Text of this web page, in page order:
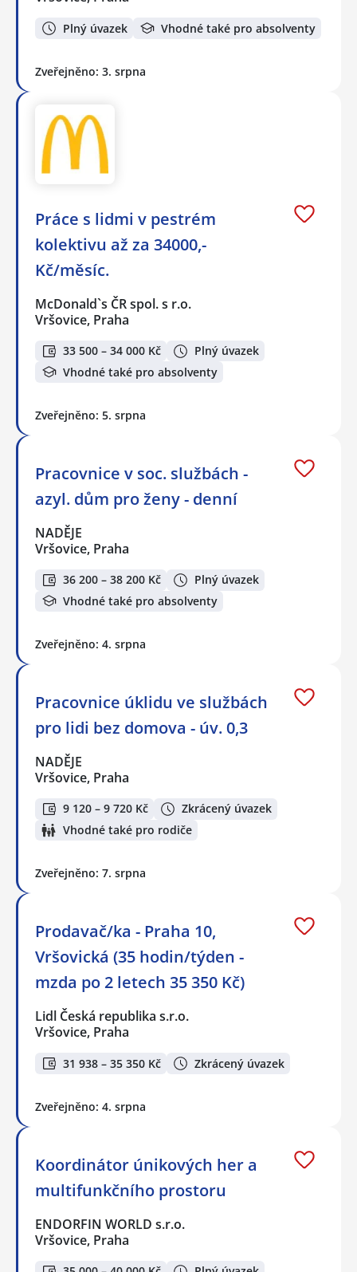
Plný úvazek Vhodné také pro absolventy
Zveřejněno: 3. srpna
Práce s lidmi v pestrém
kolektivu až za 34000,-
Kč/měsíc.
McDonald`s ČR spol. s r.o.
Vršovice, Praha
33 500 – 34 000 Kč
Plný úvazek
Vhodné také pro absolventy
Zveřejněno: 5. srpna
Pracovnice v soc. službách -
azyl. dům pro ženy - denní
NADĚJE
Vršovice, Praha
36 200 – 38 200 Kč
Plný úvazek
Vhodné také pro absolventy
Zveřejněno: 4. srpna
Pracovnice úklidu ve službách
pro lidi bez domova - úv. 0,3
NADĚJE
Vršovice, Praha
9 120 – 9 720 Kč
Zkrácený úvazek
Vhodné také pro rodiče
Zveřejněno: 7. srpna
Prodavač/ka - Praha 10,
Vršovická (35 hodin/týden -
mzda po 2 letech 35 350 Kč)
Lidl Česká republika s.r.o.
Vršovice, Praha
31 938 – 35 350 Kč Zkrácený úvazek
Zveřejněno: 4. srpna
Koordinátor únikových her a
multifunkčního prostoru
ENDORFIN WORLD s.r.o.
Vršovice, Praha